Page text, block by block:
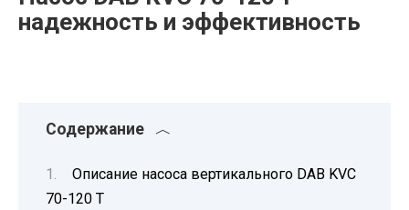
надежность и эффективность
Содержание
Описание насоса вертикального DAB KVC
70-120 T